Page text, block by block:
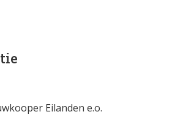
Eilanden e.o.